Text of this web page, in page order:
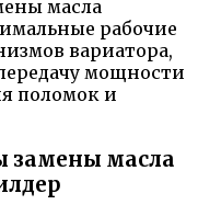
масла
рабочие
вариатора,
мощности
поломок и
замены масла